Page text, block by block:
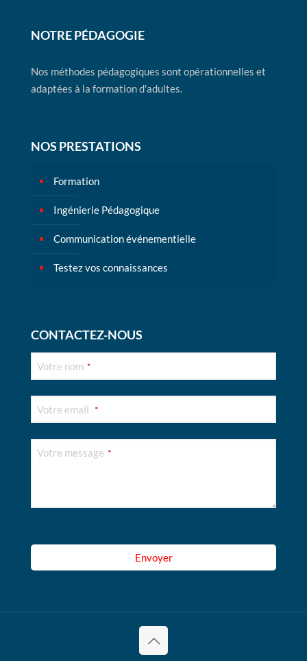
NOTRE PÉDAGOGIE
Nos méthodes pédagogiques sont opérationnelles et
adaptées à la formation d'adultes.
NOS PRESTATIONS
Formation
Ingénierie Pédagogique
Communication événementielle
Testez vos connaissances
CONTACTEZ-NOUS
Votre nom *
Votre email *
Votre message *
Name
Envoyer